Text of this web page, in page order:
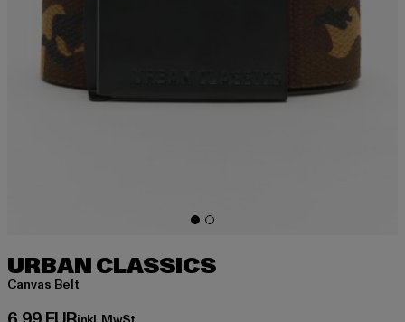
URBAN CLASSICS
Canvas Belt